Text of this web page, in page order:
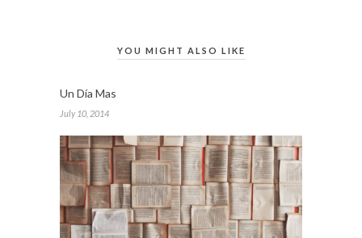
YOU MIGHT ALSO LIKE
Un Día Mas
July 10, 2014